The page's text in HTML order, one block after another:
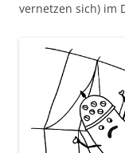
vernetzen sich) im